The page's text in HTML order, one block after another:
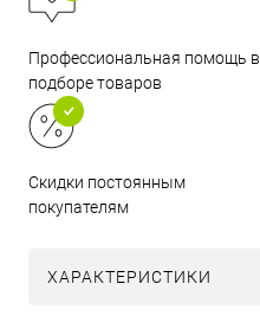
Профессиональная помощь в
подборе товаров
Скидки постоянным
покупателям
ХАРАКТЕРИСТИКИ